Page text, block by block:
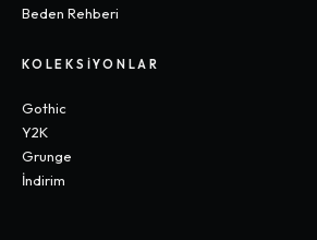
Beden Rehberi
KOLEKSIYONLAR
Gothic
Y2K
Grunge
İndirim